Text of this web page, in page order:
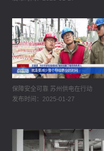
保障安全可靠 苏州供电在行动
发布时间：2025-01-27